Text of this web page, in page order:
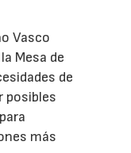
Vasco
Mesa de
de
posibles
más